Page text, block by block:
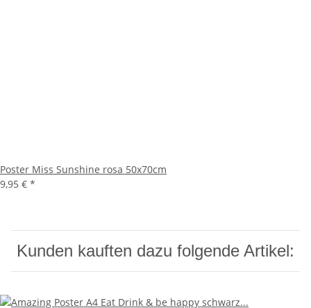
Poster Miss Sunshine rosa 50x70cm
9,95 € *
Kunden kauften dazu folgende Artikel: